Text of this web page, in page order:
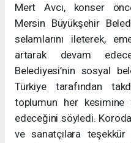
Mert Avcı, konser
Mersin Büyükşehir
selamlarını ileterek,
artarak devam
Belediyesi’nin sosyal
Türkiye tarafından
toplumun her kesimine
edeceğini söyledi.
ve sanatçılara teşekkür